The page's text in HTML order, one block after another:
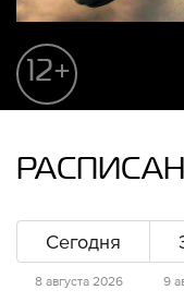
12+
Сегодня
8 августа 2026 9